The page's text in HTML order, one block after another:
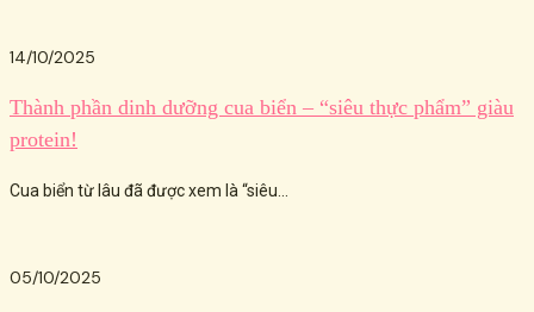
14/10/2025
Thành phần dinh dưỡng cua biển – “siêu thực phẩm” giàu
protein!
Cua biển từ lâu đã được xem là “siêu...
05/10/2025